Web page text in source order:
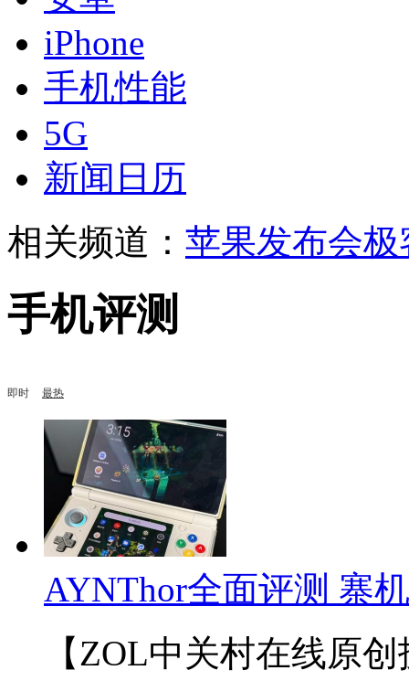
iPhone
手机性能
5G
新闻日历
相关频道： 苹果发布会极
手机评测
即时 最热
AYNThor全面评测 寨
【ZOL中关村在线原